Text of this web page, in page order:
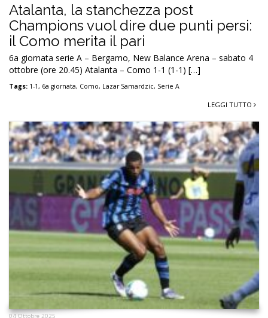
Atalanta, la stanchezza post
Champions vuol dire due punti persi:
il Como merita il pari
6a giornata serie A – Bergamo, New Balance Arena – sabato 4
ottobre (ore 20.45) Atalanta – Como 1-1 (1-1) […]
Tags: 1-1, 6a giornata, Como, Lazar Samardzic, Serie A
LEGGI TUTTO
04 Ottobre 2025